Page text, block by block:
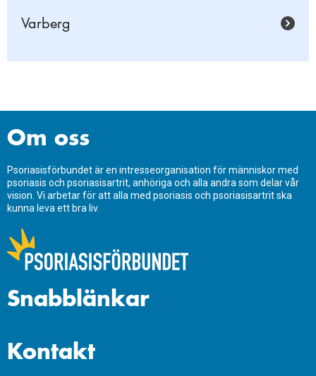
Varberg
Om oss
Psoriasisförbundet är en intresseorganisation för människor med
psoriasis och psoriasisartrit, anhöriga och alla andra som delar vår
vision. Vi arbetar för att alla med psoriasis och psoriasisartrit ska
kunna leva ett bra liv.
Kontakt
Snabblänkar